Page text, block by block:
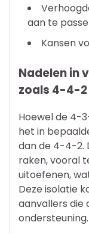
aan te
Kansen
Nadelen in
zoals 4-4-2
Hoewel de 4-
het in
dan de 4-4-2.
raken, vooral
uitoefenen,
Deze isolatie
aanvallers die
ondersteuning.